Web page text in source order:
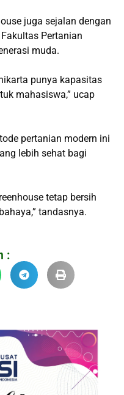
juga sejalan dengan
Pertanian
muda.
punya kapasitas
mahasiswa,” ucap
pertanian modern ini
lebih sehat bagi
tetap bersih
tandasnya.
: